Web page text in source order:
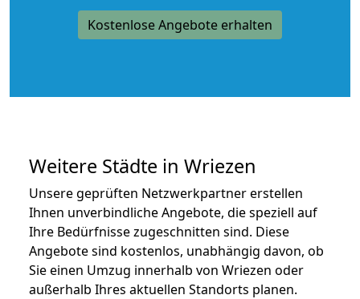
Kostenlose Angebote erhalten
Weitere Städte in Wriezen
Unsere geprüften Netzwerkpartner erstellen
Ihnen unverbindliche Angebote, die speziell auf
Ihre Bedürfnisse zugeschnitten sind. Diese
Angebote sind kostenlos, unabhängig davon, ob
Sie einen Umzug innerhalb von Wriezen oder
außerhalb Ihres aktuellen Standorts planen.